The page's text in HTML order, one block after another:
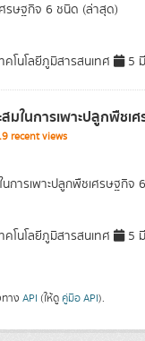
รษฐกิจ 6 ชนิด (ล่าสุด)
โนโลยีภูมิสารสนเทศ 5
มในการเพาะปลูกพืชเ
recent views
นการเพาะปลูกพืชเศรษฐกิจ
โนโลยีภูมิสารสนเทศ 5
าง API (ให้ดู คู่มือ API).